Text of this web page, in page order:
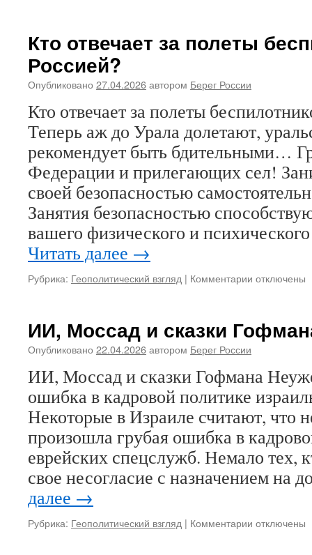
с
–
вовсе
не
часть
это
не
и
Кто отвечает за полеты
Россией?
Опубликовано 27.04.2026автором Берег России
Кто отвечает за полеты
Теперь аж до Урала долетают,
рекомендует быть бдительными…
Федерации и прилегающих сел!
своей безопасностью
Занятия безопасностью
вашего физического и
Читать далее →
Рубрика: Геополитический взгляд | Комментарии к
за
над
Россией?
отключены
ИИ, Моссад и сказки
Опубликовано 22.04.2026автором Берег России
ИИ, Моссад и сказки Гофмана
ошибка в кадровой политике
Некоторые в Израиле считают, что
произошла грубая ошибка в
еврейских спецслужб. Немало тех,
свое несогласие с назначением на
далее →
Рубрика: Геополитический взгляд | Комментарии котключены